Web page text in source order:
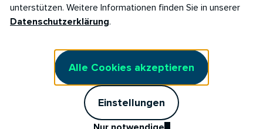
Copyright © 2026
RABOT Charge GmbH
Reimersbrücke 5,
20457 Hamburg
unterstützen. Weitere Informationen finden Sie in unserer
Datenschutzerklärung.
Alle Cookies akzeptieren
Einstellungen